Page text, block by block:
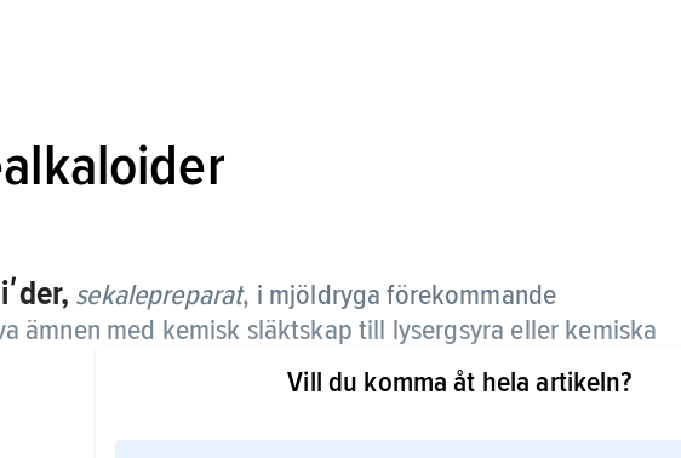
sekalepreparat, i mjöldryga förekommande
ämnen med kemisk släktskap till lysergsyra eller kemiska
Vill du komma åt hela artikeln?